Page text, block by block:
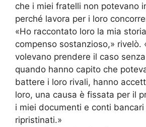
che i miei fratelli non potevano
perché lavora per i loro
«Ho raccontato loro la mia
compenso sostanzioso,» rivelò.
volevano prendere il caso
quando hanno capito che
battere i loro rivali, hanno
loro, una causa è fissata per il
i miei documenti e conti
ripristinati.»